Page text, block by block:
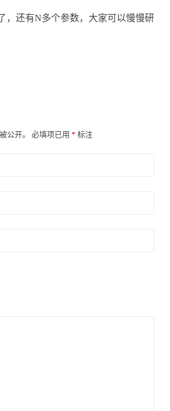
，还有N多个参数，大家可以慢慢研
公开。 必填项已用 * 标注